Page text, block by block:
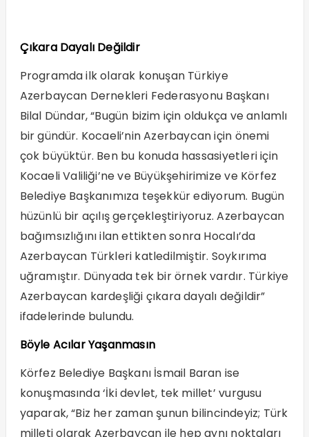
Çıkara Dayalı Değildir
Programda ilk olarak konuşan Türkiye
Azerbaycan Dernekleri Federasyonu Başkanı
Bilal Dündar, “Bugün bizim için oldukça ve anlamlı
bir gündür. Kocaeli’nin Azerbaycan için önemi
çok büyüktür. Ben bu konuda hassasiyetleri için
Kocaeli Valiliği’ne ve Büyükşehirimize ve Körfez
Belediye Başkanımıza teşekkür ediyorum. Bugün
hüzünlü bir açılış gerçekleştiriyoruz. Azerbaycan
bağımsızlığını ilan ettikten sonra Hocalı’da
Azerbaycan Türkleri katledilmiştir. Soykırıma
uğramıştır. Dünyada tek bir örnek vardır. Türkiye
Azerbaycan kardeşliği çıkara dayalı değildir”
ifadelerinde bulundu.
Böyle Acılar Yaşanmasın
Körfez Belediye Başkanı İsmail Baran ise
konuşmasında ‘İki devlet, tek millet’ vurgusu
yaparak, “Biz her zaman şunun bilincindeyiz; Türk
milleti olarak Azerbaycan ile hep aynı noktaları